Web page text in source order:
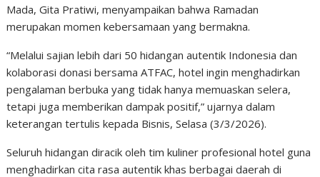
Mada, Gita Pratiwi, menyampaikan bahwa Ramadan
merupakan momen kebersamaan yang bermakna.
“Melalui sajian lebih dari 50 hidangan autentik Indonesia dan
kolaborasi donasi bersama ATFAC, hotel ingin menghadirkan
pengalaman berbuka yang tidak hanya memuaskan selera,
tetapi juga memberikan dampak positif,” ujarnya dalam
keterangan tertulis kepada Bisnis, Selasa (3/3/2026).
Seluruh hidangan diracik oleh tim kuliner profesional hotel guna
menghadirkan cita rasa autentik khas berbagai daerah di